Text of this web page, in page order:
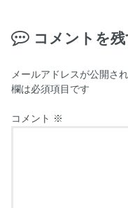
コメントを
メールアドレスが公開さ
欄は必須項目です
コメント ※